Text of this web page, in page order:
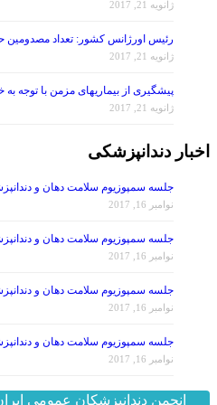
ژانویه 21, 2017
رئیس اورژانس کشور: تعداد مصدومین حادثه
ژانویه 21, 2017
پیشگیری از بیماریهای مزمن با توجه
ژانویه 21, 2017
اخبار دندانپزشکی
جلسه سمپوزیوم سلامت دهان و
نوامبر 16, 2017
جلسه سمپوزیوم سلامت دهان و
نوامبر 16, 2017
جلسه سمپوزیوم سلامت دهان و
نوامبر 16, 2017
جلسه سمپوزیوم سلامت دهان و
نوامبر 16, 2017
انجمن دندانپزشکان عمومی